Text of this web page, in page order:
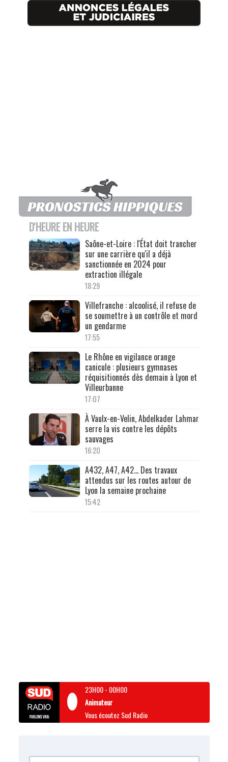
D'HEURE EN HEURE
Saône-et-Loire : l'État doit trancher
sur une carrière qu'il a déjà
sanctionnée en 2024 pour
extraction illégale
18:29
Villefranche : alcoolisé, il refuse de
se soumettre à un contrôle et mord
un gendarme
17:55
Le Rhône en vigilance orange
canicule : plusieurs gymnases
réquisitionnés dès demain à Lyon et
Villeurbanne
17:07
À Vaulx-en-Velin, Abdelkader Lahmar
serre la vis contre les dépôts
sauvages
16:20
A432, A47, A42… Des travaux
attendus sur les routes autour de
Lyon la semaine prochaine
15:42
23H00- 00H00
Animateur
Vous écoutez Sud Radio